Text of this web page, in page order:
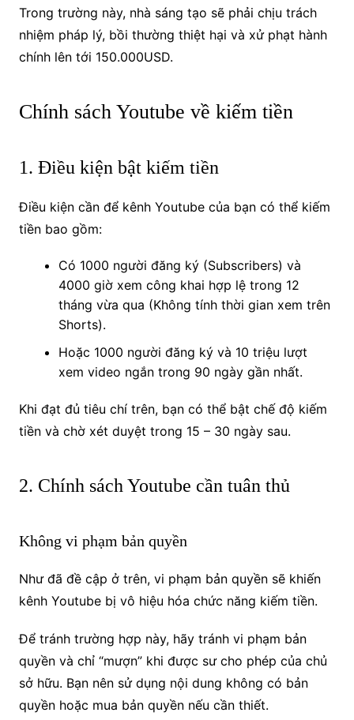
Trong trường này, nhà sáng tạo sẽ phải chịu trách
nhiệm pháp lý, bồi thường thiệt hại và xử phạt hành
chính lên tới 150.000USD.
Chính sách Youtube về kiếm tiền
1. Điều kiện bật kiếm tiền
Điều kiện cần để kênh Youtube của bạn có thể kiếm
tiền bao gồm:
Có 1000 người đăng ký (Subscribers) và
4000 giờ xem công khai hợp lệ trong 12
tháng vừa qua (Không tính thời gian xem trên
Shorts).
Hoặc 1000 người đăng ký và 10 triệu lượt
xem video ngắn trong 90 ngày gần nhất.
Khi đạt đủ tiêu chí trên, bạn có thể bật chế độ kiếm
tiền và chờ xét duyệt trong 15 – 30 ngày sau.
2. Chính sách Youtube cần tuân thủ
Không vi phạm bản quyền
Như đã đề cập ở trên, vi phạm bản quyền sẽ khiến
kênh Youtube bị vô hiệu hóa chức năng kiếm tiền.
Để tránh trường hợp này, hãy tránh vi phạm bản
quyền và chỉ “mượn” khi được sư cho phép của chủ
sở hữu. Bạn nên sử dụng nội dung không có bản
quyền hoặc mua bản quyền nếu cần thiết.